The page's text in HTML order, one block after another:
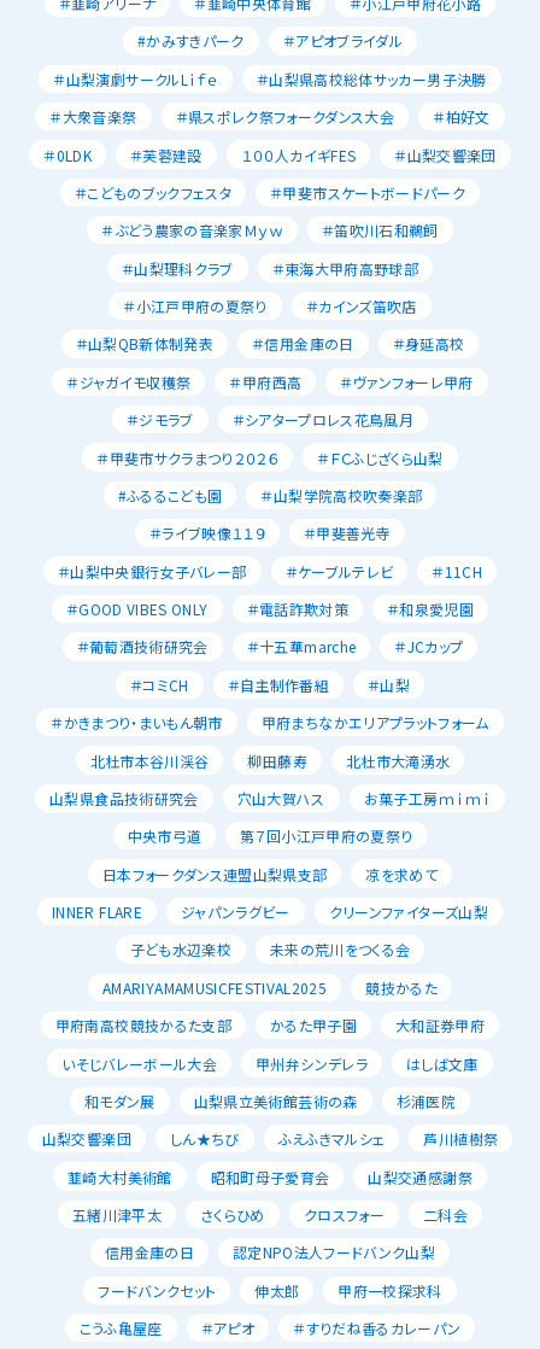
#かみすきパーク
＃アピオブライダル
＃山梨演劇サークルLｉｆｅ
＃山梨県高校総体サッカー男子決勝
＃大衆音楽祭
＃県スポレク祭フォークダンス大会
＃柏好文
＃0LDK
＃芙蓉建設 １００人カイギFES
＃山梨交響楽団
＃こどものブックフェスタ
＃甲斐市スケートボードパーク
＃ぶどう農家の音楽家Ｍｙｗ
＃笛吹川石和鵜飼
＃山梨理科クラブ
＃東海大甲府高野球部
＃小江戸甲府の夏祭り
＃カインズ笛吹店
＃山梨QB新体制発表
＃信用金庫の日
＃身延高校
＃ジャガイモ収穫祭
＃甲府西高
＃ヴァンフォーレ甲府
＃ジモラブ
＃シアタープロレス花鳥風月
＃甲斐市サクラまつり２０２６
＃ＦＣふじざくら山梨
#ふるるこども園
＃山梨学院高校吹奏楽部
＃ライブ映像１１９
＃甲斐善光寺
＃山梨中央銀行女子バレー部
＃ケーブルテレビ
＃11CH
＃GOOD VIBES ONLY
＃電話詐欺対策
＃和泉愛児園
＃葡萄酒技術研究会
＃十五華marche
＃JCカップ
＃コミCH
＃自主制作番組
＃山梨
＃かきまつり・まいもん朝市
甲府まちなかエリアプラットフォーム
北杜市本谷川渓谷
柳田藤寿
北杜市大滝湧水
山梨県食品技術研究会
穴山大賀ハス
お菓子工房ｍｉｍｉ
中央市弓道
第７回小江戸甲府の夏祭り
日本フォークダンス連盟山梨県支部
凉を求めて
INNER FLARE
ジャパンラグビー
クリーンファイターズ山梨
子ども水辺楽校
未来の荒川をつくる会
AMARIYAMAMUSICFESTIVAL2025
競技かるた
甲府南高校競技かるた支部
かるた甲子園
大和証券甲府
いそじバレーボール大会
甲州弁シンデレラ
はしば文庫
和モダン展
山梨県立美術館芸術の森
杉浦医院
山梨交響楽団
しん★ちび ふえふきマルシェ
芦川植樹祭
韮崎大村美術館
昭和町母子愛育会
山梨交通感謝祭
五緒川津平太
さくらひめ クロスフォー
二科会
信用金庫の日
認定NPO法人フードバンク山梨
フードバンクセット
伸太郎
甲府一校探求科
こうふ亀屋座
＃アピオ
＃すりだね香るカレーパン